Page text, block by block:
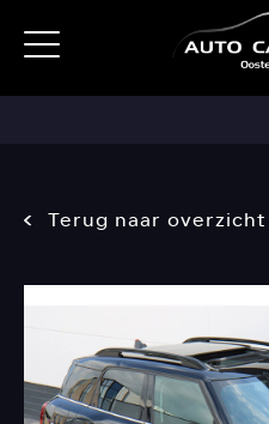
Terug naar overzicht